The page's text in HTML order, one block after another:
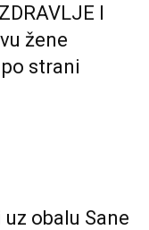
I
žene
strani
obalu Sane